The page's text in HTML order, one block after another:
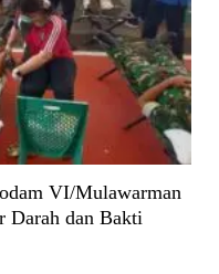
VI/Mulawarman
Darah dan Bakti